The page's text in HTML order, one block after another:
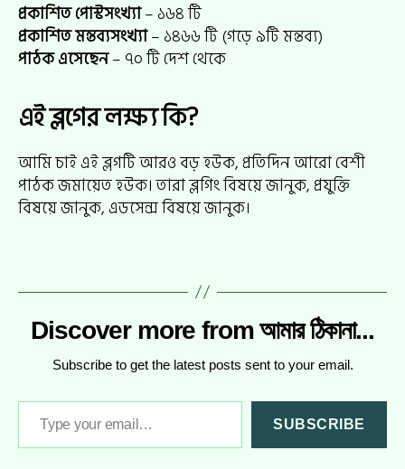
প্রকাশিত পোস্টসংখ্যা– ১৬৪ টি
প্রকাশিত মন্তব্যসংখ্যা– ১৪৬৬ টি (গড়ে ৯টি মন্তব্য)
পাঠক এসেছেন– ৭০ টি দেশ থেকে
এই ব্লগের লক্ষ্য কি?
আমি চাই এই ব্লগটি আরও বড় হউক, প্রতিদিন আরো বেশী
পাঠক জমায়েত হউক। তারা ব্লগিং বিষয়ে জানুক, প্রযুক্তি
বিষয়ে জানুক, এডসেন্স বিষয়ে জানুক।
Discover more from আমার ঠিকানা...
Subscribe to get the latest posts sent to your email.
Type your email…
SUBSCRIBE